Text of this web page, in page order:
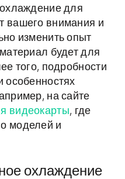
для
вашего внимания и
изменить опыт
будет для
того, подробности
особенностях
на сайте
видеокарты, где
моделей и
охлаждение